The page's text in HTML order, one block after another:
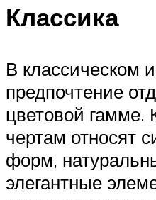
Классика
В классическом
предпочтение
цветовой гамме.
чертам относят
форм,
элегантные